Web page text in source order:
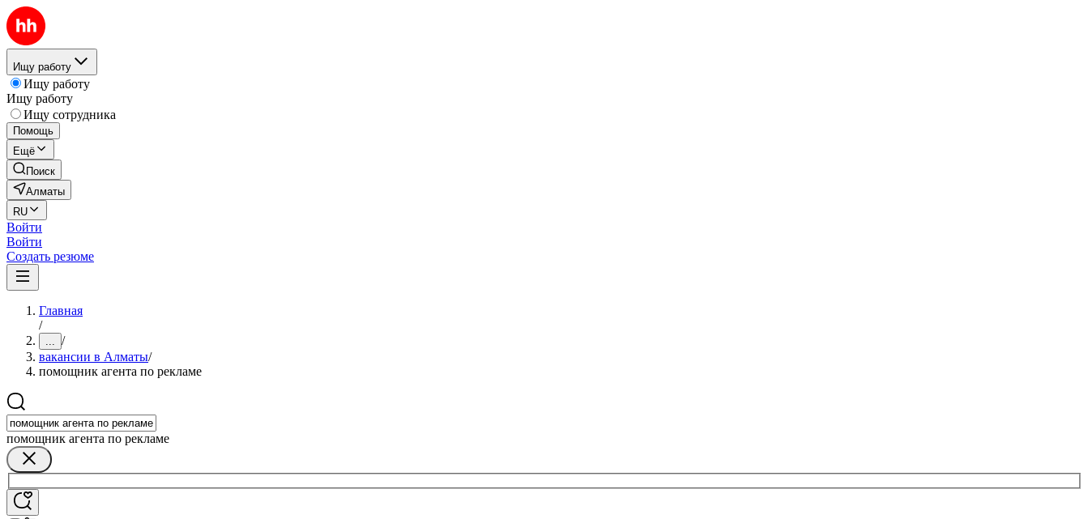
Ищу работу
Ищу работу
Ищу работу
Ищу сотрудника
Помощь
Ещё
Поиск
Алматы
RU
Войти
Войти
Создать резюме
Главная
/
... /
вакансии в Алматы/
помощник агента по рекламе
помощник агента по рекламе